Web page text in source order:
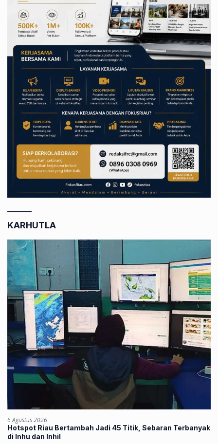
KARHUTLA
6 Agustus 2026
Hotspot Riau Bertambah Jadi 45 Titik, Sebaran Terbanyak
di Inhu dan Inhil